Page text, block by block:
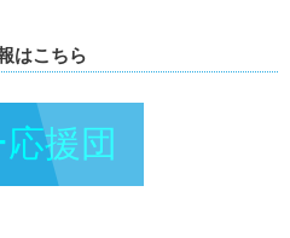
はこちら
援団